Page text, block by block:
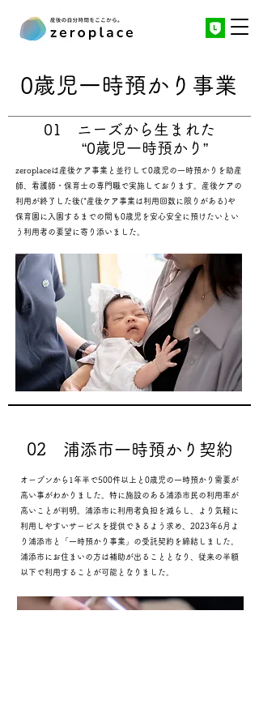
0歳児一時預かり事業
01 ニーズから生まれた
“0歳児一時預かり”
zeroplaceは産後ケア事業と並行して0歳児の一時預かりを 助産
師、看護師・ 保育士の専門職で実施しております。 ​産後ケアの
利用が終了した後(*産後ケア事業は利用回数に限りがある)や
保育園に入園するまでの間も 0歳児を安心安全に預けたいとい
う利用者の要望に寄り添いました。
02 浦添市一時預かり契約
オープンから1年半で500件以上と0歳児の一時預かり需要が
高い事がわかりました。特に施設のある浦添市民の利用率が
高いことが判明。浦添市に 利用者負担を減らし、より気軽に
利用しやすいサービスを提供できるよう求め、2023年6月よ
り浦添市と「 一時預かり事業」の受託契約を締結しました。
浦添市にお住まいの方は補助が出ることとなり、従来の半額
以下で利用することが可能となりました。